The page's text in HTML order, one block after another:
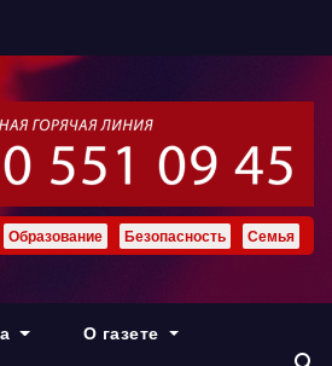
Образование Безопасность Семья
О газете